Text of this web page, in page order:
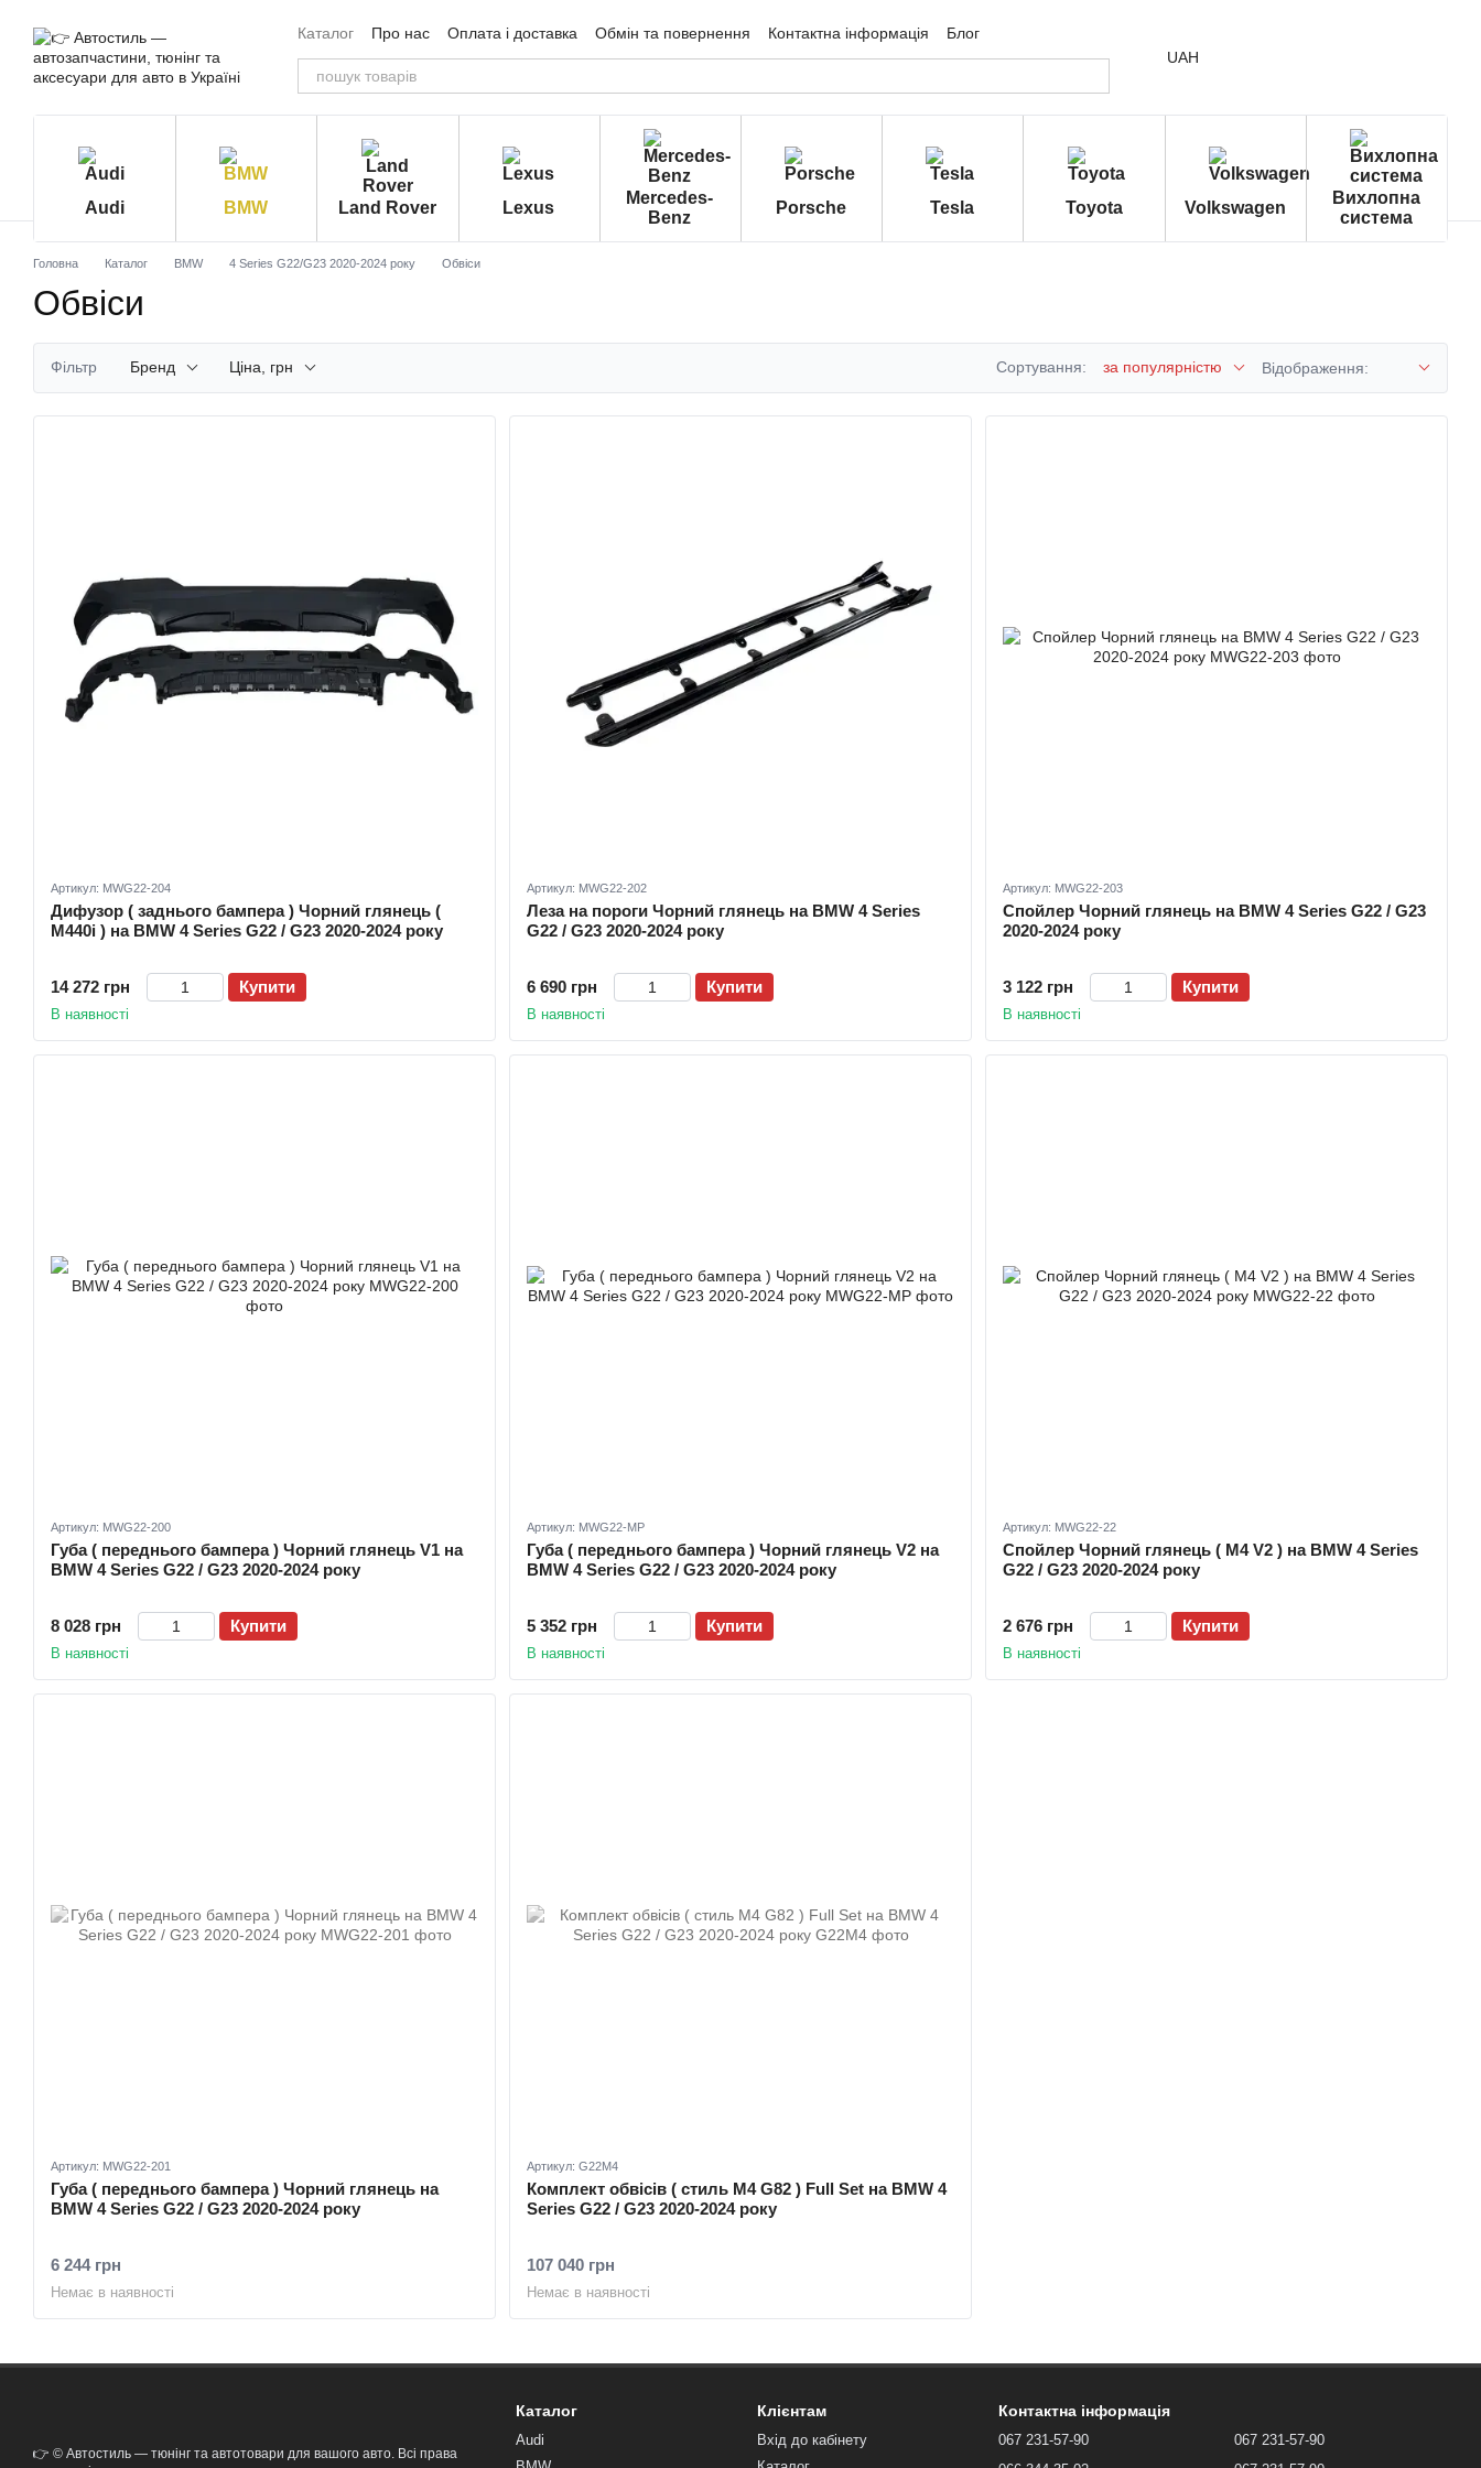
Каталог
Про нас Оплата і доставка Обмін та повернення Контактна інформація
Блог
Угода користувача
Відгуки про магазин UAH
Audi BMW Land Rover Lexus
Mercedes-
Benz
Porsche Tesla Toyota Volkswagen
Вихлопна
система
Головна Каталог BMW 4 Series G22/G23 2020-2024 року Обвіси
Обвіси
Фільтр Бренд Ціна, грн Сортування: за популярністю Відображення:
Артикул: MWG22-204
Дифузор ( заднього бампера ) Чорний глянець (
M440i ) на BMW 4 Series G22 / G23 2020-2024 року
14 272 грн Купити
В наявності
Артикул: MWG22-202
Леза на пороги Чорний глянець на BMW 4 Series
G22 / G23 2020-2024 року
6 690 грн Купити
В наявності
Артикул: MWG22-203
Спойлер Чорний глянець на BMW 4 Series G22 / G23
2020-2024 року
3 122 грн Купити
В наявності
Артикул: MWG22-200
Губа ( переднього бампера ) Чорний глянець V1 на
BMW 4 Series G22 / G23 2020-2024 року
8 028 грн Купити
В наявності
Артикул: MWG22-MP
Губа ( переднього бампера ) Чорний глянець V2 на
BMW 4 Series G22 / G23 2020-2024 року
5 352 грн Купити
В наявності
Артикул: MWG22-22
Спойлер Чорний глянець ( M4 V2 ) на BMW 4 Series
G22 / G23 2020-2024 року
2 676 грн Купити
В наявності
Артикул: MWG22-201
Губа ( переднього бампера ) Чорний глянець на
BMW 4 Series G22 / G23 2020-2024 року
6 244 грн
Немає в наявності
Артикул: G22M4
Комплект обвісів ( стиль M4 G82 ) Full Set на BMW 4
Series G22 / G23 2020-2024 року
107 040 грн
Немає в наявності
👉 © Автостиль — тюнінг та автотовари для вашого авто. Всі права
Каталог
Audi
Клієнтам
Вхід до кабінету
Контактна інформація
067 231-57-90
067 231-57-90